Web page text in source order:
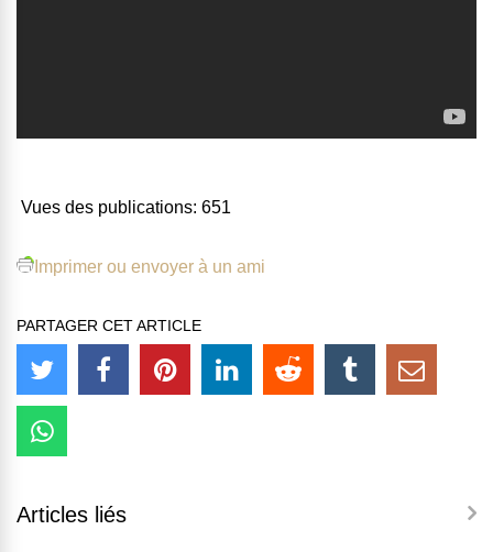
Vues des publications: 651
Imprimer ou envoyer à un ami
PARTAGER CET ARTICLE
Articles liés